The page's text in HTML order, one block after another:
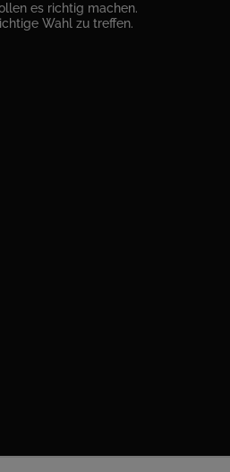
es richtig machen.
Wahl zu treffen.